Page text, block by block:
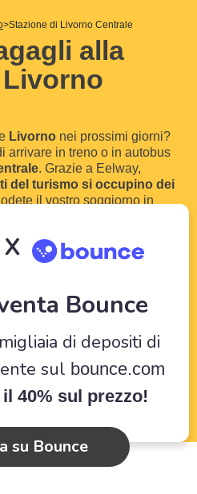
Stazione di Livorno Centrale
alla
Livorno nei prossimi giorni?
arrivare in treno o in autobus
. Grazie a Eelway,
del turismo si occupino dei
il vostro soggiorno in
per qualche ora o addirittura
puoi visitare
Scopri di più
X
Bounce
di depositi di
sul bounce.com
40% sul prezzo!
su Bounce